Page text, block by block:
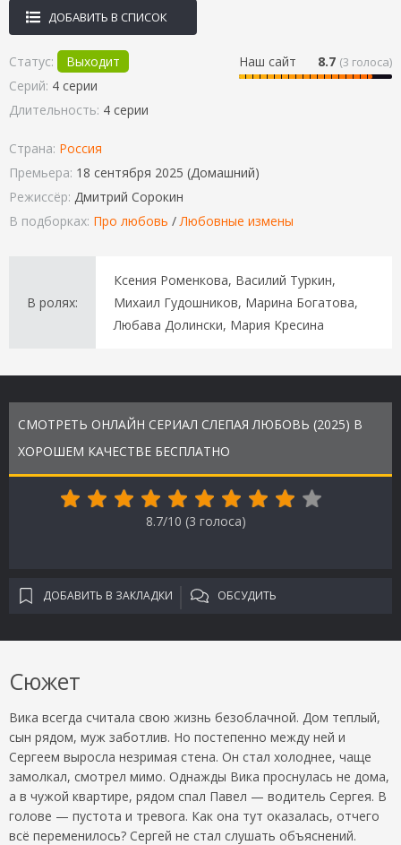
ДОБАВИТЬ В СПИСОК
Наш сайт 8.7 (3 голоса)
Статус:
Выходит
Серий: 4 серии
Длительность: 4 серии
Страна: Россия
Премьера: 18 сентября 2025 (Домашний)
Режиссёр: Дмитрий Сорокин
В подборках: Про любовь / Любовные измены
В ролях:
Ксения Роменкова, Василий Туркин,
Михаил Гудошников, Марина Богатова,
Любава Долински, Мария Кресина
СМОТРЕТЬ ОНЛАЙН СЕРИАЛ СЛЕПАЯ ЛЮБОВЬ (2025) В
ХОРОШЕМ КАЧЕСТВЕ БЕСПЛАТНО
8.7/10 (3 голоса)
ДОБАВИТЬ В ЗАКЛАДКИ ОБСУДИТЬ
Сюжет
Вика всегда считала свою жизнь безоблачной. Дом теплый,
сын рядом, муж заботлив. Но постепенно между ней и
Сергеем выросла незримая стена. Он стал холоднее, чаще
замолкал, смотрел мимо. Однажды Вика проснулась не дома,
а в чужой квартире, рядом спал Павел — водитель Сергея. В
голове — пустота и тревога. Как она тут оказалась, отчего
всё переменилось? Сергей не стал слушать объяснений.